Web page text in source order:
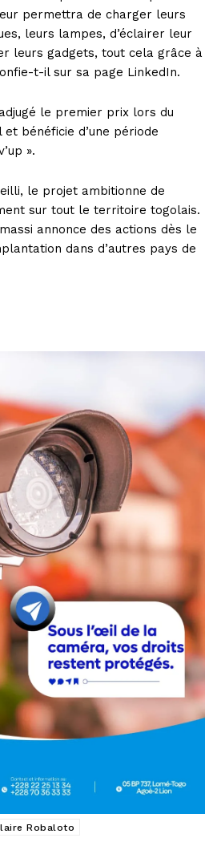
permettra de charger leurs
leurs lampes, d’éclairer leur
leurs gadgets, tout cela grâce à
t-il sur sa page LinkedIn.
le premier prix lors du
bénéficie d’une période
».
le projet ambitionne de
sur tout le territoire togolais.
annonce des actions dès le
dans d’autres pays de
Robaloto